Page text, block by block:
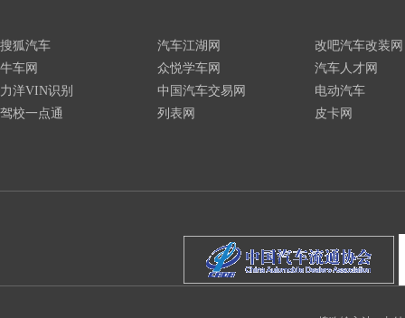
搜狐汽车
牛车网
力洋VIN识别
驾校一点通
汽车江湖网
众悦学车网
中国汽车交易网
列表网
改吧汽车改装网
汽车人才网
电动汽车
皮卡网